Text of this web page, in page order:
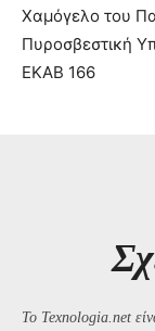
Χαμόγελο του
Πυροσβεστική
ΕΚΑΒ 166
Το Texnologia.net